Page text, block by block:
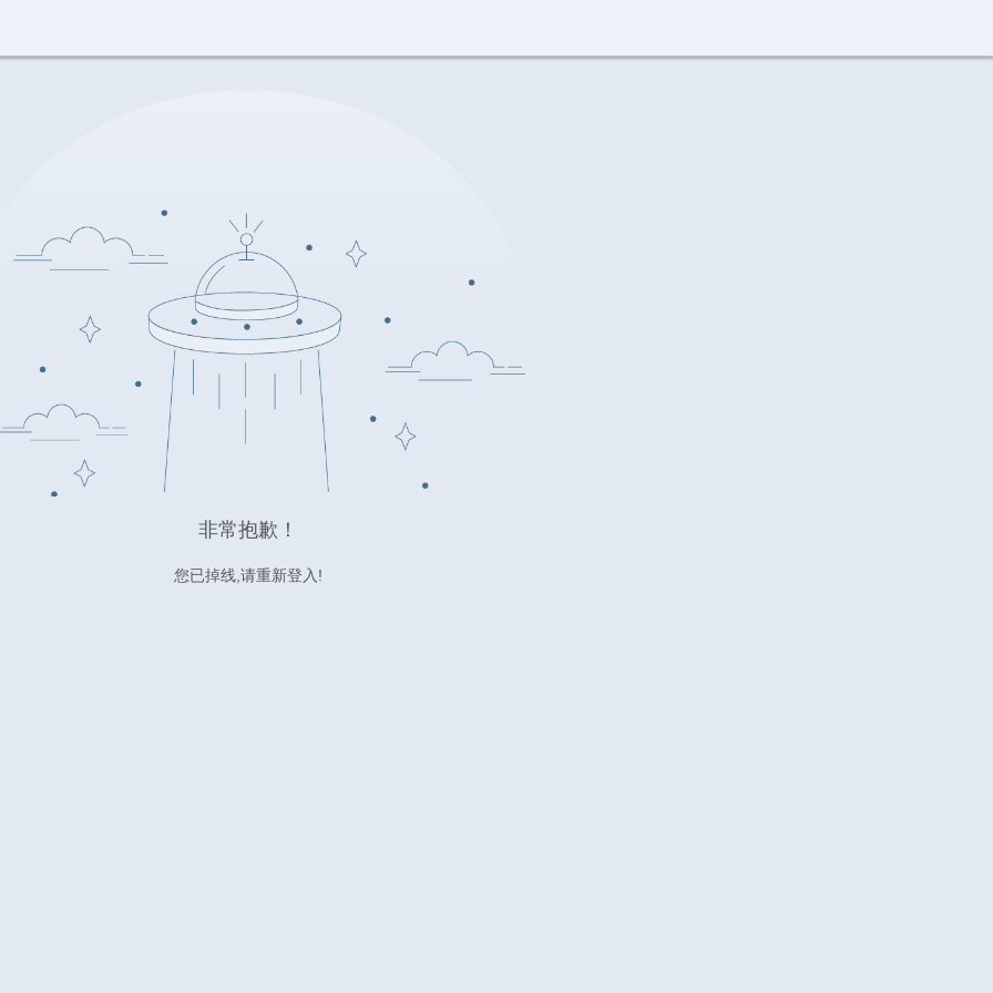
非常抱歉！
您已掉线,请重新登入!